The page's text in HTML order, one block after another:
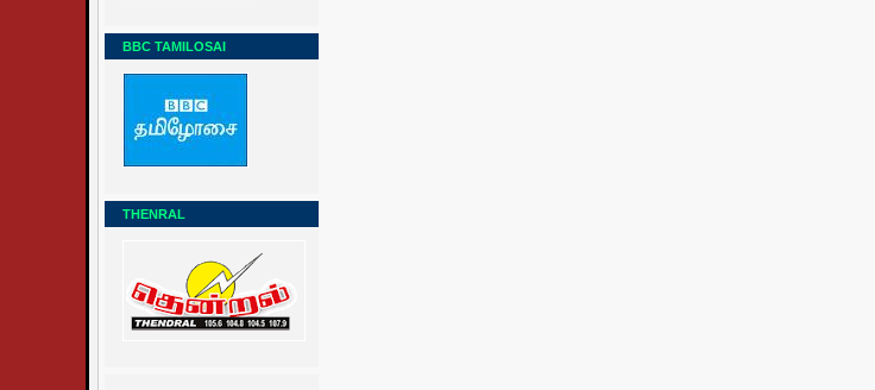
BBC TAMILOSAI
THENRAL